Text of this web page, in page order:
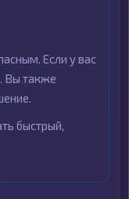
Если у вас
Вы также
быстрый,